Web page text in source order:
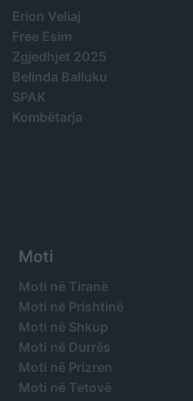
Erion Veliaj
Free Esim
Zgjedhjet 2025
Belinda Balluku
SPAK
Kombëtarja
Moti
Moti në Tiranë
Moti në Prishtinë
Moti në Shkup
Moti në Durrës
Moti në Prizren
Moti në Tetovë